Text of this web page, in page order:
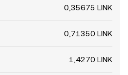
0,35675 LINK
0,71350 LINK
1,4270 LINK